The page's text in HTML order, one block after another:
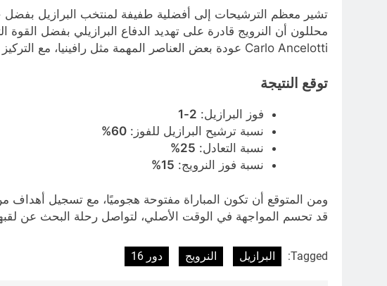
تشير معظم الترشيحات إلى أفضلية طفيفة لمنتخب البرازيل بفضل
محللون أن النرويج قادرة على تهديد الدفاع البرازيلي بفضل القوة
Carlo Ancelotti عودة بعض العناصر المهمة مثل رافينيا، مع التركيز على إيقاف خطورة هالاند.
توقع النتيجة
فوز البرازيل: 2-1
نسبة ترشيح البرازيل للفوز: 60%
نسبة التعادل: 25%
نسبة فوز النرويج: 15%
ومن المتوقع أن تكون المباراة مفتوحة هجوميًا، مع تسجيل أهداف من
قد تحسم المواجهة في الوقت الأصلي، لتواصل رحلة البحث عن
Tagged: البرازيل النرويج دور 16